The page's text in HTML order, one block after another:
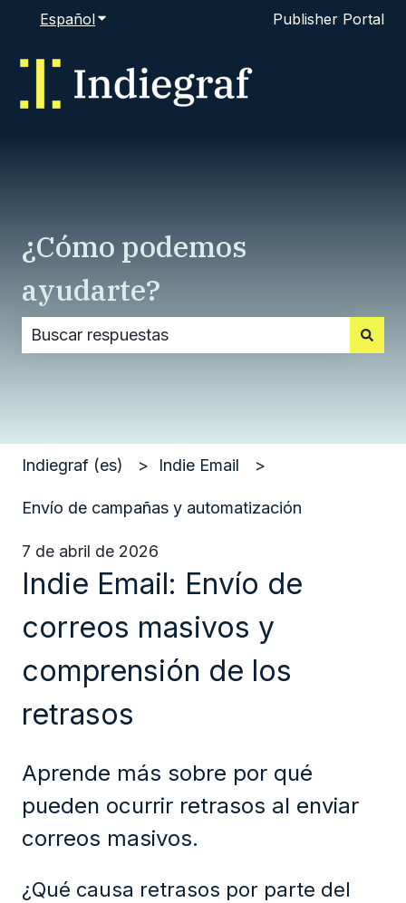
EspañolTraducciones de Mostrar submenú de
Publisher Portal
¿Cómo podemos
ayudarte?
Indiegraf (es) Indie Email
Envío de campañas y automatización
7 de abril de 2026
Indie Email: Envío de
correos masivos y
comprensión de los
retrasos
Aprende más sobre por qué
pueden ocurrir retrasos al enviar
correos masivos.
¿Qué causa retrasos por parte del